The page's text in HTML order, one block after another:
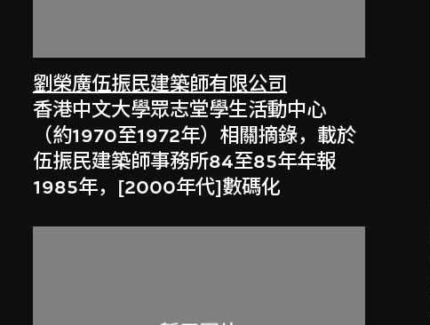
劉榮廣伍振民建築師有限公司
香港中文大學眾志堂學生活動中心
（約1970至1972年）相關摘錄，載於
伍振民建築師事務所84至85年年報
1985年，[2000年代]數碼化